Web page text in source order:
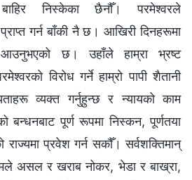
निस्केका छैनौँ। परमेश्‍वरले
गर्न बाँकी नै छ। आखिरी दिनहरूमा
आउनुभएको छ। उहाँले हाम्रा भ्रष्ट
विरोध गर्ने हाम्रो पापी शैतानी
व्यक्त गर्नुहुन्छ र न्यायको काम
बन्धनबाट पूर्ण रूपमा निस्कन, पूर्णतया
राज्यमा प्रवेश गर्न सकौँ। सर्वशक्तिमान्
असल र खराब नोकर, भेडा र बाख्रा,